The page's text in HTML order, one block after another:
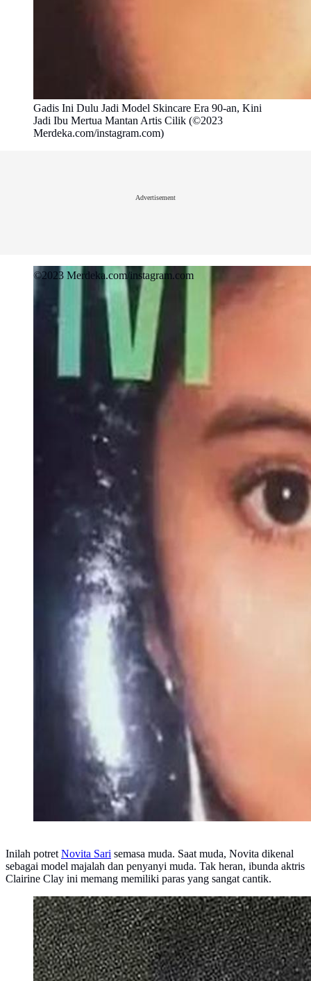
Gadis Ini Dulu Jadi Model Skincare Era 90-an, Kini
Jadi Ibu Mertua Mantan Artis Cilik (©2023
Merdeka.com/instagram.com)
Advertisement
©2023 Merdeka.com/instagram.com
Inilah potretNovita Sari semasa muda. Saat muda, Novita dikenal
sebagai model majalah dan penyanyi muda. Tak heran, ibunda aktris
Clairine Clay ini memang memiliki paras yang sangat cantik.